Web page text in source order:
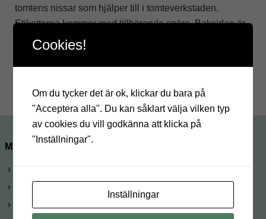
tomtens nissar som hjälper till i tomteverkstaden.
Etiketterna kommer med tillhörande snöre. Baksidan är
vit med texten ”To” och ”From”.
Mått: Cirka 8 x 8 cm
MINA SIDOR
Logga in
Beställningar
Cookies!
Om du tycker det är ok, klickar du bara på
"Acceptera alla". Du kan såklart välja vilken typ
av cookies du vill godkänna att klicka på
"Inställningar".
Inställningar